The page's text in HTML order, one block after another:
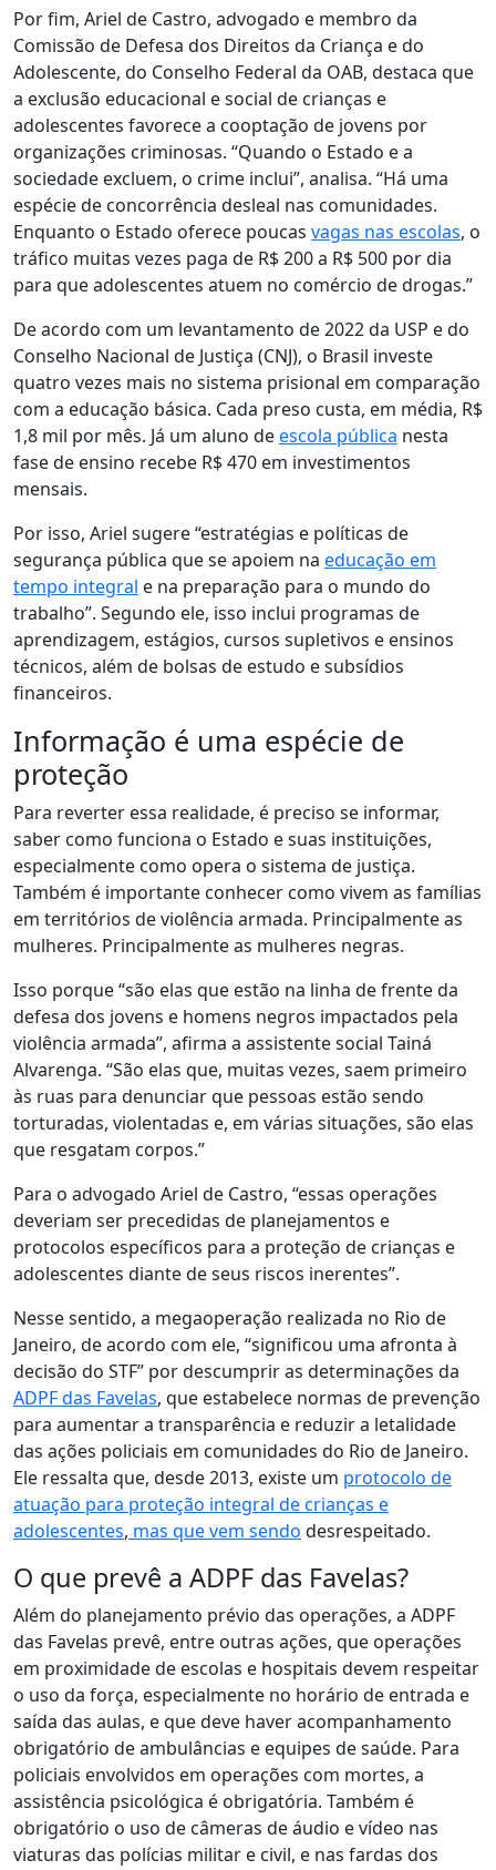
Por fim, Ariel de Castro, advogado e membro da
Comissão de Defesa dos Direitos da Criança e do
Adolescente, do Conselho Federal da OAB, destaca que
a exclusão educacional e social de crianças e
adolescentes favorece a cooptação de jovens por
organizações criminosas. “Quando o Estado e a
sociedade excluem, o crime inclui”, analisa. “Há uma
espécie de concorrência desleal nas comunidades.
Enquanto o Estado oferece poucas vagas nas escolas, o
tráfico muitas vezes paga de R$ 200 a R$ 500 por dia
para que adolescentes atuem no comércio de drogas.”
De acordo com um levantamento de 2022 da USP e do
Conselho Nacional de Justiça (CNJ), o Brasil investe
quatro vezes mais no sistema prisional em comparação
com a educação básica. Cada preso custa, em média, R$
1,8 mil por mês. Já um aluno deescola pública nesta
fase de ensino recebe R$ 470 em investimentos
mensais.
Por isso, Ariel sugere “estratégias e políticas de
segurança pública que se apoiem na educação em
tempo integral e na preparação para o mundo do
trabalho”. Segundo ele, isso inclui programas de
aprendizagem, estágios, cursos supletivos e ensinos
técnicos, além de bolsas de estudo e subsídios
financeiros.
Informação é uma espécie de
proteção
Para reverter essa realidade, é preciso se informar,
saber como funciona o Estado e suas instituições,
especialmente como opera o sistema de justiça.
Também é importante conhecer como vivem as famílias
em territórios de violência armada. Principalmente as
mulheres. Principalmente as mulheres negras.
Isso porque “são elas que estão na linha de frente da
defesa dos jovens e homens negros impactados pela
violência armada”, afirma a assistente social Tainá
Alvarenga. “São elas que, muitas vezes, saem primeiro
às ruas para denunciar que pessoas estão sendo
torturadas, violentadas e, em várias situações, são elas
que resgatam corpos.”
Para o advogado Ariel de Castro, “essas operações
deveriam ser precedidas de planejamentos e
protocolos específicos para a proteção de crianças e
adolescentes diante de seus riscos inerentes”.
Nesse sentido, a megaoperação realizada no Rio de
Janeiro, de acordo com ele, “significou uma afronta à
decisão do STF” por descumprir as determinações da
ADPF das Favelas, que estabelece normas de prevenção
para aumentar a transparência e reduzir a letalidade
das ações policiais em comunidades do Rio de Janeiro.
Ele ressalta que, desde 2013, existe um protocolo de
atuação para proteção integral de crianças e
adolescentes, mas que vem sendo desrespeitado.
O que prevê a ADPF das Favelas?
Além do planejamento prévio das operações, a ADPF
das Favelas prevê, entre outras ações, que operações
em proximidade de escolas e hospitais devem respeitar
o uso da força, especialmente no horário de entrada e
saída das aulas, e que deve haver acompanhamento
obrigatório de ambulâncias e equipes de saúde. Para
policiais envolvidos em operações com mortes, a
assistência psicológica é obrigatória. Também é
obrigatório o uso de câmeras de áudio e vídeo nas
viaturas das polícias militar e civil, e nas fardas dos